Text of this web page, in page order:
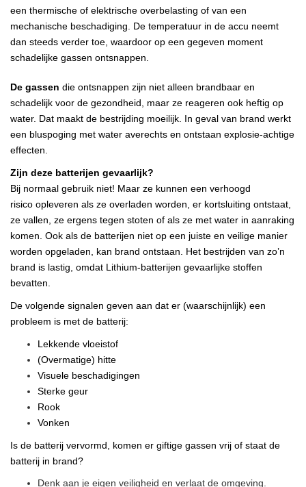
een thermische of elektrische overbelasting of van een
mechanische beschadiging. De temperatuur in de accu neemt
dan steeds verder toe, waardoor op een gegeven moment
schadelijke gassen ontsnappen.
De gassen die ontsnappen zijn niet alleen brandbaar en
schadelijk voor de gezondheid, maar ze reageren ook heftig op
water. Dat maakt de bestrijding moeilijk. In geval van brand werkt
een bluspoging met water averechts en ontstaan explosie-achtige
effecten.
Zijn deze batterijen gevaarlijk?
Bij normaal gebruik niet! Maar ze kunnen een verhoogd
risico opleveren als ze overladen worden, er kortsluiting ontstaat,
ze vallen, ze ergens tegen stoten of als ze met water in aanraking
komen. Ook als de batterijen niet op een juiste en veilige manier
worden opgeladen, kan brand ontstaan. Het bestrijden van zo’n
brand is lastig, omdat Lithium-batterijen gevaarlijke stoffen
bevatten.
De volgende signalen geven aan dat er (waarschijnlijk) een
probleem is met de batterij:
Lekkende vloeistof
(Overmatige) hitte
Visuele beschadigingen
Sterke geur
Rook
Vonken
Is de batterij vervormd, komen er giftige gassen vrij of staat de
batterij in brand?
Denk aan je eigen veiligheid en verlaat de omgeving.